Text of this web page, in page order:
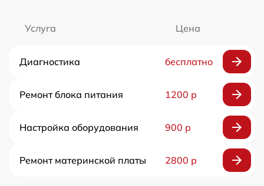
Услуга Цена
Диагностика бесплатно
Ремонт блока питания 1200 р
Настройка оборудования 900 р
Ремонт материнской платы 2800 р